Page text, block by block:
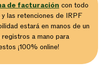
de facturación con todo
las retenciones de IRPF
estará en manos de un
a mano para
¡100% online!